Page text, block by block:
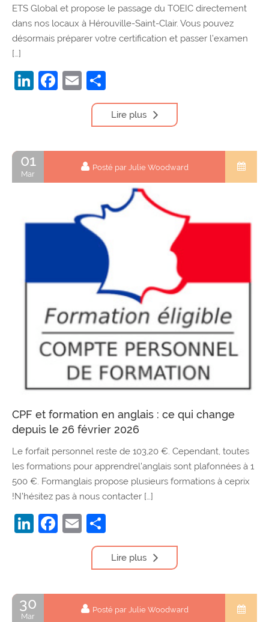
ETS Global et propose le passage du TOEIC directement
dans nos locaux à Hérouville-Saint-Clair. Vous pouvez
désormais préparer votre certification et passer l’examen
[…]
LinkedIn
Facebook
Email
Lire plus
01
Mar
Posté par Julie Woodward
CPF et formation en anglais : ce qui change
depuis le 26 février 2026
Le forfait personnel reste de 103,20 €. Cependant, toutes
les formations pour apprendrel’anglais sont plafonnées à 1
500 €. Formanglais propose plusieurs formations à ceprix
!N’hésitez pas à nous contacter […]
LinkedIn
Facebook
Email
Lire plus
30
Mar
Posté par Julie Woodward